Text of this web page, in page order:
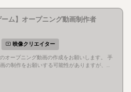
ーム】オープニング動画制作者
映像クリエイター
ープニング動画の作成をお願いします。 手
の制作をお願いする可能性がありますが、メ
ます。 そのため、かなり単発依頼に近い募集